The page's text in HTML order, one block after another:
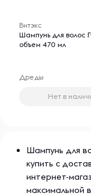
Витэкс
Шампунь для волос
объем 470 мл
Дреды
Нет в
Шампунь для
купить с
интернет-
максимальной